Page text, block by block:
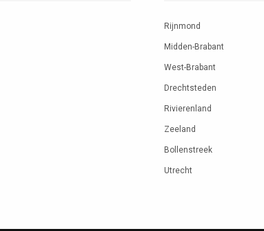
Rijnmond
Midden-Brabant
West-Brabant
Drechtsteden
Rivierenland
Zeeland
Bollenstreek
Utrecht